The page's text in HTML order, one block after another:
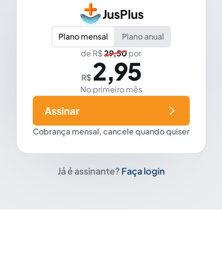
JusPlus
Plano mensal
Plano anual
de R$29,50por
R$ 2,95
No primeiro mês
Cobrança mensal, cancele quando quiser
Assinar
Já é assinante? Faça login